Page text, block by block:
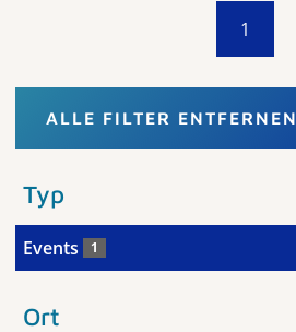
1
ALLE FILTER ENTFERNEN
Typ
Events 1
Ort